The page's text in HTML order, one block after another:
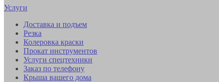
Услуги
Доставка и подъем
Резка
Колеровка краски
Прокат инструментов
Услуги спецтехники
Заказ по телефону
Крыша вашего дома